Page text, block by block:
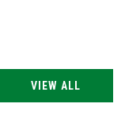
VIEW ALL